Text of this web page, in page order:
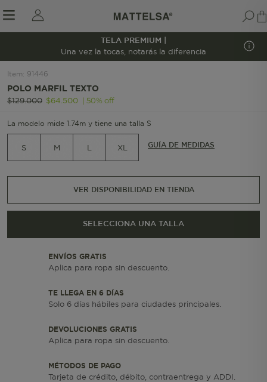
submenu
TELA PREMIUM |
Una vez la tocas, notarás la diferencia
Item: 91446
POLO MARFIL TEXTO
$129.000 $64 500 | 50% off
La modelo mide 1.74m y tiene una talla S
S M L XL GUÍA DE MEDIDAS
VER DISPONIBILIDAD EN TIENDA
SELECCIONA UNA TALLA
ENVÍOS GRATIS
Aplica para ropa sin descuento.
TE LLEGA EN 6 DÍAS
Solo 6 días hábiles para ciudades principales.
DEVOLUCIONES GRATIS
Aplica para ropa sin descuento.
MÉTODOS DE PAGO
Tarjeta de crédito, débito, contraentrega y ADDI.